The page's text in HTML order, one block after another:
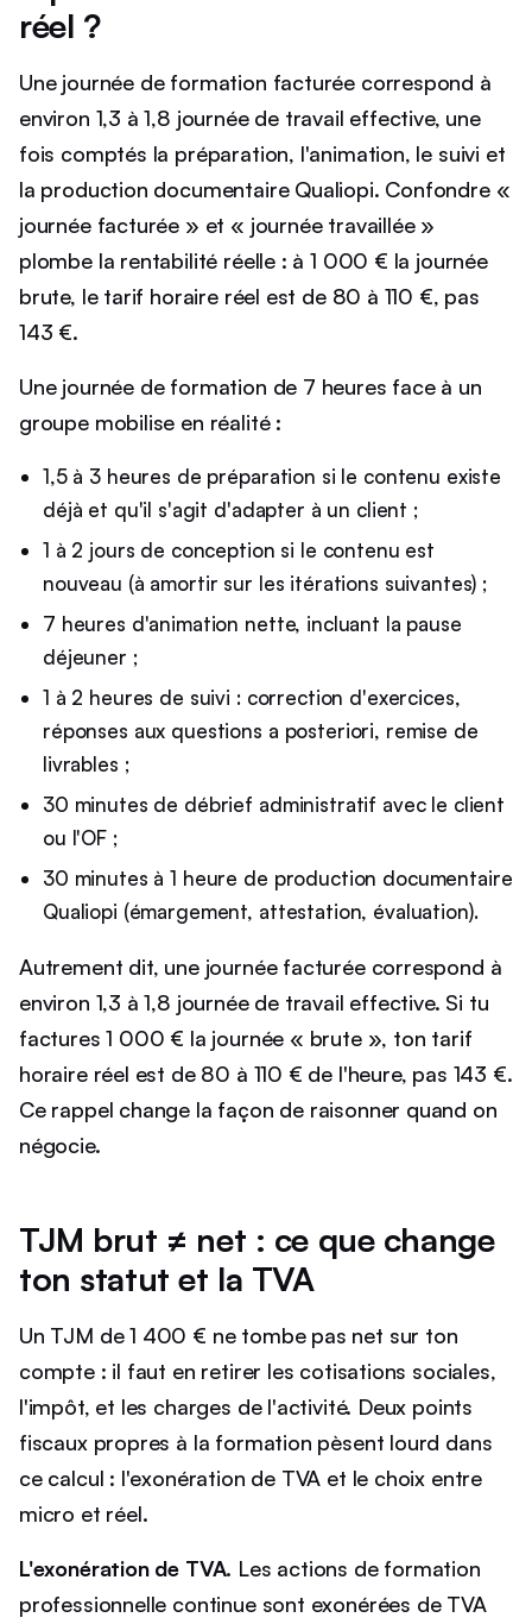
réel ?
Une journée de formation facturée correspond à
environ 1,3 à 1,8 journée de travail effective, une
fois comptés la préparation, l'animation, le suivi et
la production documentaire Qualiopi. Confondre «
journée facturée » et « journée travaillée »
plombe la rentabilité réelle : à 1 000 € la journée
brute, le tarif horaire réel est de 80 à 110 €, pas
143 €.
Une journée de formation de 7 heures face à un
groupe mobilise en réalité :
1,5 à 3 heures de préparation si le contenu existe
déjà et qu'il s'agit d'adapter à un client ;
1 à 2 jours de conception si le contenu est
nouveau (à amortir sur les itérations suivantes) ;
7 heures d'animation nette, incluant la pause
déjeuner ;
1 à 2 heures de suivi : correction d'exercices,
réponses aux questions a posteriori, remise de
livrables ;
30 minutes de débrief administratif avec le client
ou l'OF ;
30 minutes à 1 heure de production documentaire
Qualiopi (émargement, attestation, évaluation).
Autrement dit, une journée facturée correspond à
environ 1,3 à 1,8 journée de travail effective. Si tu
factures 1 000 € la journée « brute », ton tarif
horaire réel est de 80 à 110 € de l'heure, pas 143 €.
Ce rappel change la façon de raisonner quand on
négocie.
TJM brut ≠ net : ce que change
ton statut et la TVA
Un TJM de 1 400 € ne tombe pas net sur ton
compte : il faut en retirer les cotisations sociales,
l'impôt, et les charges de l'activité. Deux points
fiscaux propres à la formation pèsent lourd dans
ce calcul : l'exonération de TVA et le choix entre
micro et réel.
L'exonération de TVA. Les actions de formation
professionnelle continue sont exonérées de TVA